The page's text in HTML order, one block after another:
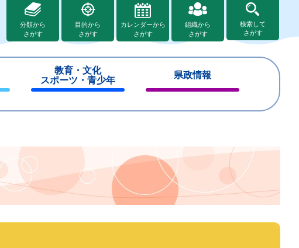
分類から
さがす
目的から
さがす
カレンダーから
さがす
組織から
さがす
検索して
さがす
教育・文化
スポーツ・青少年
じ
県政情報
じ